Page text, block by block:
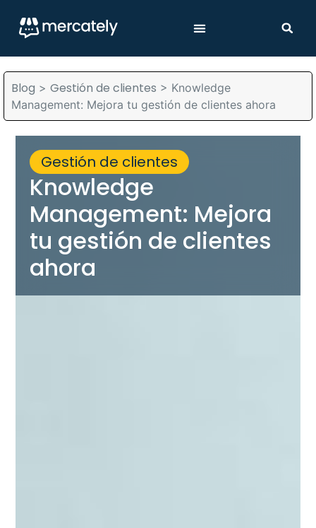
Blog > Gestión de clientes > Knowledge
Management: Mejora tu gestión de clientes ahora
Gestión de clientes
Knowledge
Management: Mejora
tu gestión de clientes
ahora